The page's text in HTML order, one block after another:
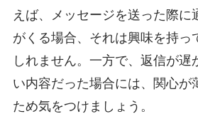
えば、メッセージを送った際に
がくる場合、それは興味を持っ
しれません。一方で、返信が遅
い内容だった場合には、関心が
ため気をつけましょう。